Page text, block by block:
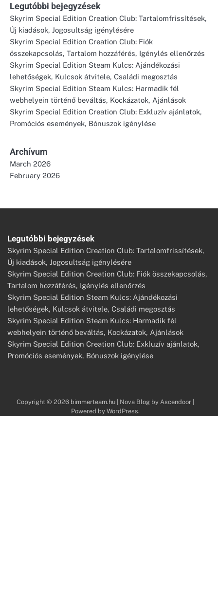
Legutóbbi bejegyzések
Skyrim Special Edition Creation Club: Tartalomfrissítések,
Új kiadások, Jogosultság igénylésére
Skyrim Special Edition Creation Club: Fiók
összekapcsolás, Tartalom hozzáférés, Igénylés ellenőrzés
Skyrim Special Edition Steam Kulcs: Ajándékozási
lehetőségek, Kulcsok átvitele, Családi megosztás
Skyrim Special Edition Steam Kulcs: Harmadik fél
webhelyein történő beváltás, Kockázatok, Ajánlások
Skyrim Special Edition Creation Club: Exkluzív ajánlatok,
Promóciós események, Bónuszok igénylése
Archívum
March 2026
February 2026
Legutóbbi bejegyzések
Skyrim Special Edition Creation Club: Tartalomfrissítések,
Új kiadások, Jogosultság igénylésére
Skyrim Special Edition Creation Club: Fiók összekapcsolás,
Tartalom hozzáférés, Igénylés ellenőrzés
Skyrim Special Edition Steam Kulcs: Ajándékozási
lehetőségek, Kulcsok átvitele, Családi megosztás
Skyrim Special Edition Steam Kulcs: Harmadik fél
webhelyein történő beváltás, Kockázatok, Ajánlások
Skyrim Special Edition Creation Club: Exkluzív ajánlatok,
Promóciós események, Bónuszok igénylése
Copyright © 2026 bimmerteam.hu| Nova Blog by Ascendoor|
Powered by WordPress.